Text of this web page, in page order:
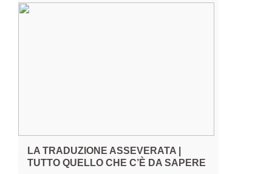
LA TRADUZIONE ASSEVERATA |
TUTTO QUELLO CHE C’È DA SAPERE